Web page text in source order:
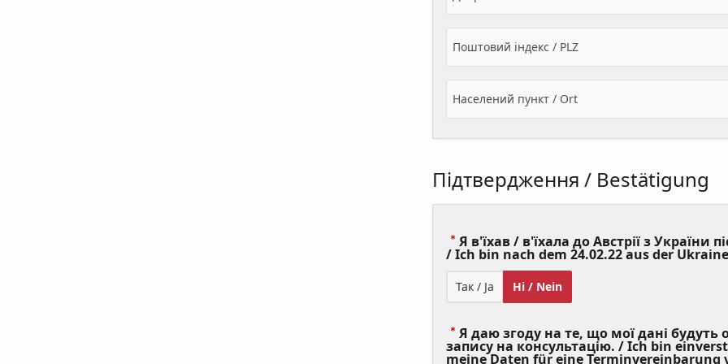
Поштовий індекс / PLZ
Населений пункт / Ort
Підтвердження / Bestätigung
Я в'їхав / в'їхала до Австрії з України
/ Ich bin nach dem 24.02.22 aus der
Так / Ja Ні / Nein
Я даю згоду на те, що мої дані будуть
запису на консультацію. / Ich bin
meine Daten für eine Terminvereinbarung